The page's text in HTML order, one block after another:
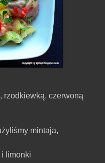
rzodkiewką, czerwoną
mintaja,
limonki